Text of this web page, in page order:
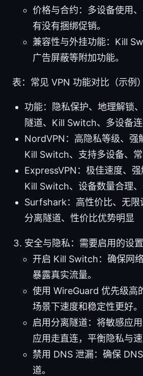
价格与合约：多设备使用、
有没有捆绑促销。
兼容性与外挂功能：Kill
广告屏蔽等附加功能。
表：常见 VPN 功能对比（示例）
功能：隐私保护、地理解锁
隧道、Kill Switch、多设备
NordVPN：高隐私等级、强
Kill Switch、支持多设备、
ExpressVPN：极佳速度、强
Kill Switch、设备数量合理
Surfshark：高性价比、无限
分离隧道、性价比优势明显
安全与隐私：需要启用的设置
开启 Kill Switch：确保网
暴露真实流量。
使用 WireGuard 优先级高
场景下速度和稳定性更好。
启用分离隧道：将敏感应
应用走直连，平衡隐私与速
禁用 DNS 泄漏：确保
道。